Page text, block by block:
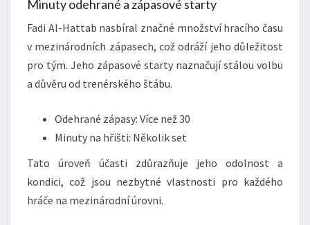
Minuty odehrané a zápasové starty
Fadi Al-Hattab nasbíral značné množství hracího času
v mezinárodních zápasech, což odráží jeho důležitost
pro tým. Jeho zápasové starty naznačují stálou volbu
a důvěru od trenérského štábu.
Odehrané zápasy: Více než 30
Minuty na hřišti: Několik set
Tato úroveň účasti zdůrazňuje jeho odolnost a
kondici, což jsou nezbytné vlastnosti pro každého
hráče na mezinárodní úrovni.